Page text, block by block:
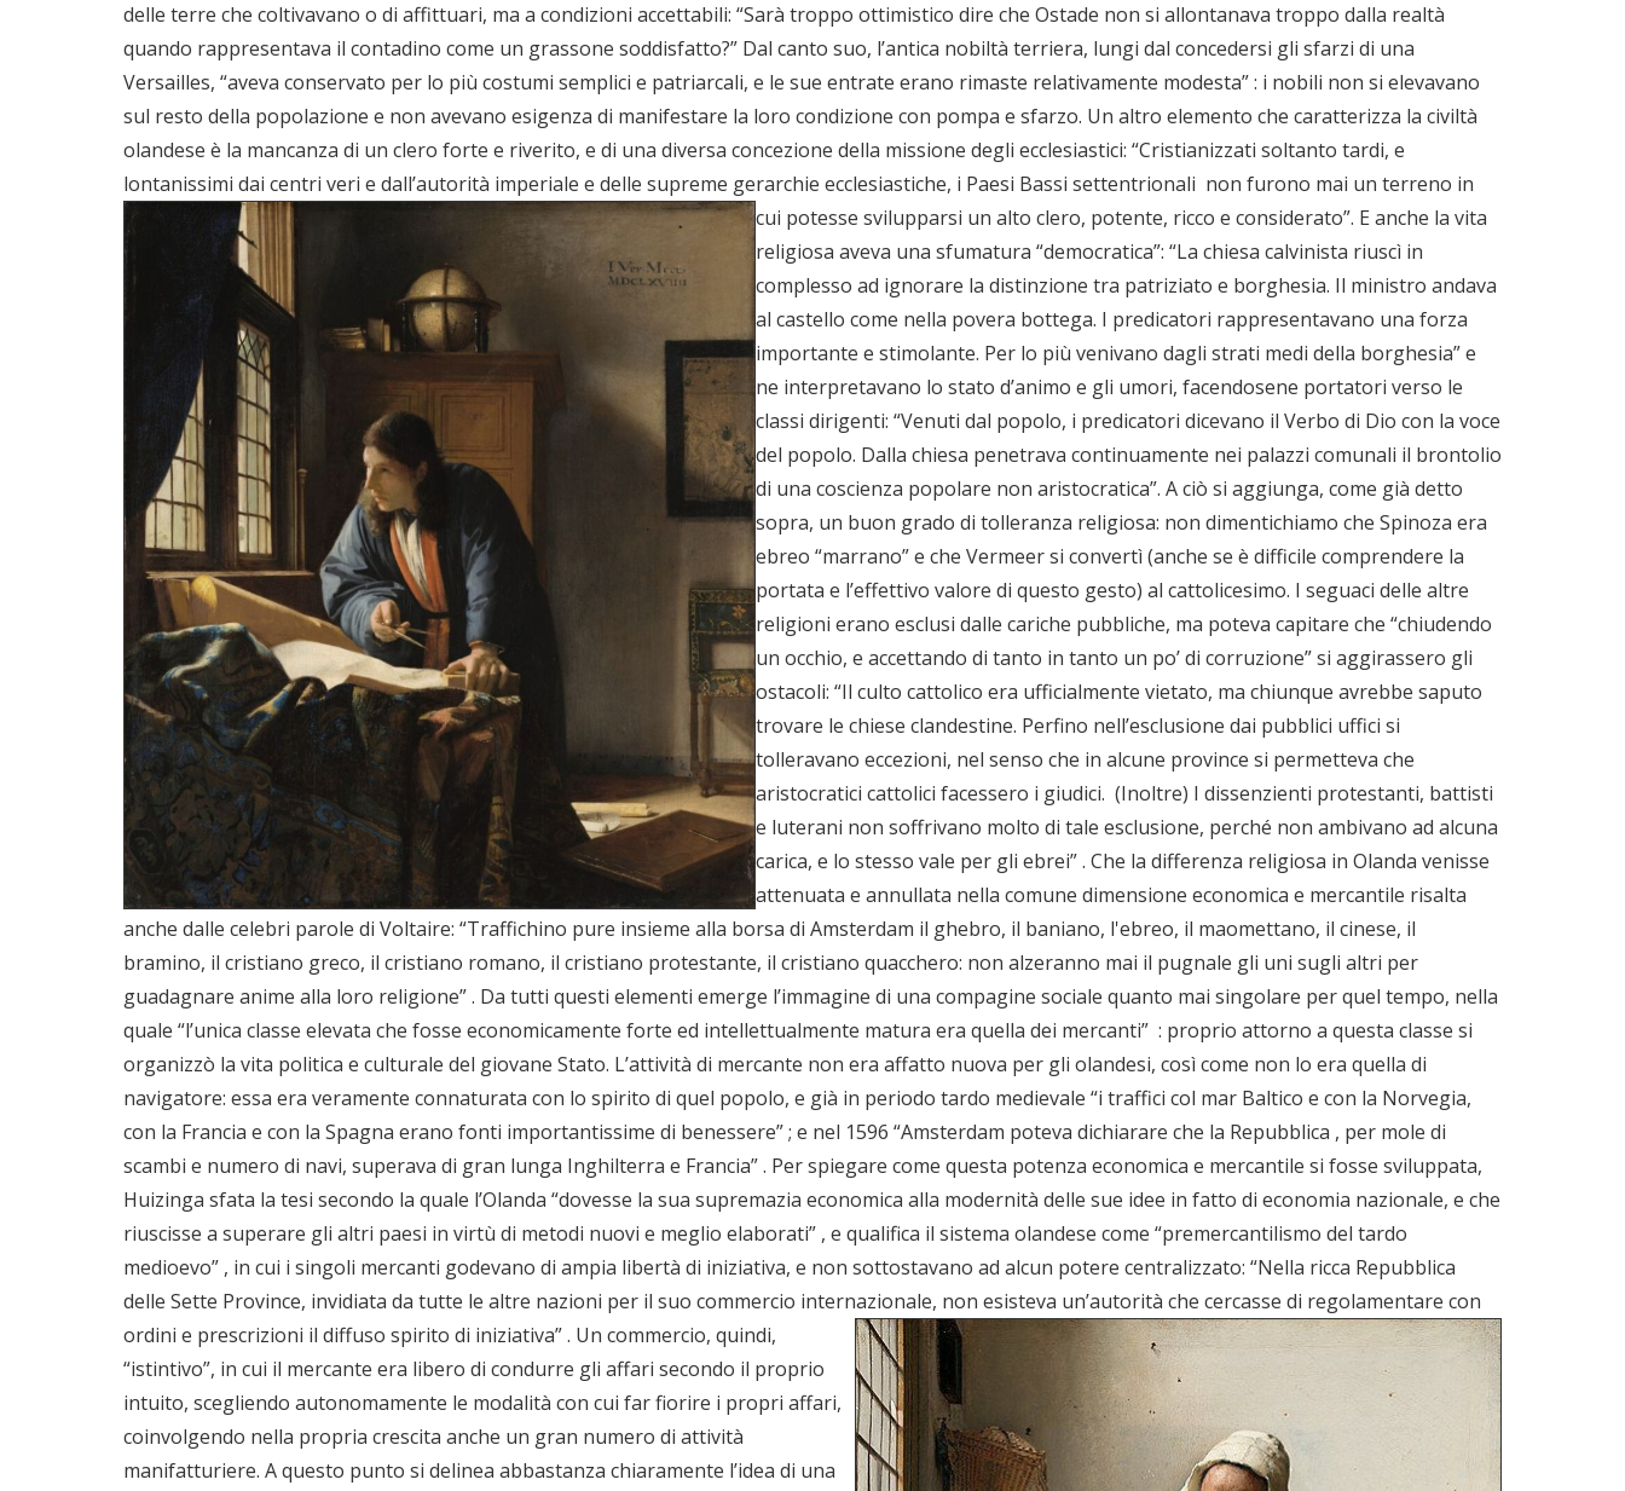
delle terre che coltivavano o di affittuari, ma a condizioni accettabili: “Sarà troppo ottimistico dire che Ostade non si allontanava troppo dalla realtà
quando rappresentava il contadino come un grassone soddisfatto?” Dal canto suo, l’antica nobiltà terriera, lungi dal concedersi gli sfarzi di una
Versailles, “aveva conservato per lo più costumi semplici e patriarcali, e le sue entrate erano rimaste relativamente modesta” : i nobili non si elevavano
sul resto della popolazione e non avevano esigenza di manifestare la loro condizione con pompa e sfarzo. Un altro elemento che caratterizza la civiltà
olandese è la mancanza di un clero forte e riverito, e di una diversa concezione della missione degli ecclesiastici: “Cristianizzati soltanto tardi, e
lontanissimi dai centri veri e dall’autorità imperiale e delle supreme gerarchie ecclesiastiche, i Paesi Bassi settentrionali non furono mai un terreno in
cui potesse svilupparsi un alto clero, potente, ricco e considerato”. E anche la vita
religiosa aveva una sfumatura “democratica”: “La chiesa calvinista riuscì in
complesso ad ignorare la distinzione tra patriziato e borghesia. Il ministro andava
al castello come nella povera bottega. I predicatori rappresentavano una forza
importante e stimolante. Per lo più venivano dagli strati medi della borghesia” e
ne interpretavano lo stato d’animo e gli umori, facendosene portatori verso le
classi dirigenti: “Venuti dal popolo, i predicatori dicevano il Verbo di Dio con la voce
del popolo. Dalla chiesa penetrava continuamente nei palazzi comunali il brontolio
di una coscienza popolare non aristocratica”. A ciò si aggiunga, come già detto
sopra, un buon grado di tolleranza religiosa: non dimentichiamo che Spinoza era
ebreo “marrano” e che Vermeer si convertì (anche se è difficile comprendere la
portata e l’effettivo valore di questo gesto) al cattolicesimo. I seguaci delle altre
religioni erano esclusi dalle cariche pubbliche, ma poteva capitare che “chiudendo
un occhio, e accettando di tanto in tanto un po’ di corruzione” si aggirassero gli
ostacoli: “Il culto cattolico era ufficialmente vietato, ma chiunque avrebbe saputo
trovare le chiese clandestine. Perfino nell’esclusione dai pubblici uffici si
tolleravano eccezioni, nel senso che in alcune province si permetteva che
aristocratici cattolici facessero i giudici. (Inoltre) I dissenzienti protestanti, battisti
e luterani non soffrivano molto di tale esclusione, perché non ambivano ad alcuna
carica, e lo stesso vale per gli ebrei” . Che la differenza religiosa in Olanda venisse
attenuata e annullata nella comune dimensione economica e mercantile risalta
anche dalle celebri parole di Voltaire: “Traffichino pure insieme alla borsa di Amsterdam il ghebro, il baniano, l'ebreo, il maomettano, il cinese, il
bramino, il cristiano greco, il cristiano romano, il cristiano protestante, il cristiano quacchero: non alzeranno mai il pugnale gli uni sugli altri per
guadagnare anime alla loro religione” . Da tutti questi elementi emerge l’immagine di una compagine sociale quanto mai singolare per quel tempo, nella
quale “l’unica classe elevata che fosse economicamente forte ed intellettualmente matura era quella dei mercanti” : proprio attorno a questa classe si
organizzò la vita politica e culturale del giovane Stato. L’attività di mercante non era affatto nuova per gli olandesi, così come non lo era quella di
navigatore: essa era veramente connaturata con lo spirito di quel popolo, e già in periodo tardo medievale “i traffici col mar Baltico e con la Norvegia,
con la Francia e con la Spagna erano fonti importantissime di benessere” ; e nel 1596 “Amsterdam poteva dichiarare che la Repubblica , per mole di
scambi e numero di navi, superava di gran lunga Inghilterra e Francia” . Per spiegare come questa potenza economica e mercantile si fosse sviluppata,
Huizinga sfata la tesi secondo la quale l’Olanda “dovesse la sua supremazia economica alla modernità delle sue idee in fatto di economia nazionale, e che
riuscisse a superare gli altri paesi in virtù di metodi nuovi e meglio elaborati” , e qualifica il sistema olandese come “premercantilismo del tardo
medioevo” , in cui i singoli mercanti godevano di ampia libertà di iniziativa, e non sottostavano ad alcun potere centralizzato: “Nella ricca Repubblica
delle Sette Province, invidiata da tutte le altre nazioni per il suo commercio internazionale, non esisteva un’autorità che cercasse di regolamentare con
ordini e prescrizioni il diffuso spirito di iniziativa” . Un commercio, quindi,
“istintivo”, in cui il mercante era libero di condurre gli affari secondo il proprio
intuito, scegliendo autonomamente le modalità con cui far fiorire i propri affari,
coinvolgendo nella propria crescita anche un gran numero di attività
manifatturiere. A questo punto si delinea abbastanza chiaramente l’idea di una